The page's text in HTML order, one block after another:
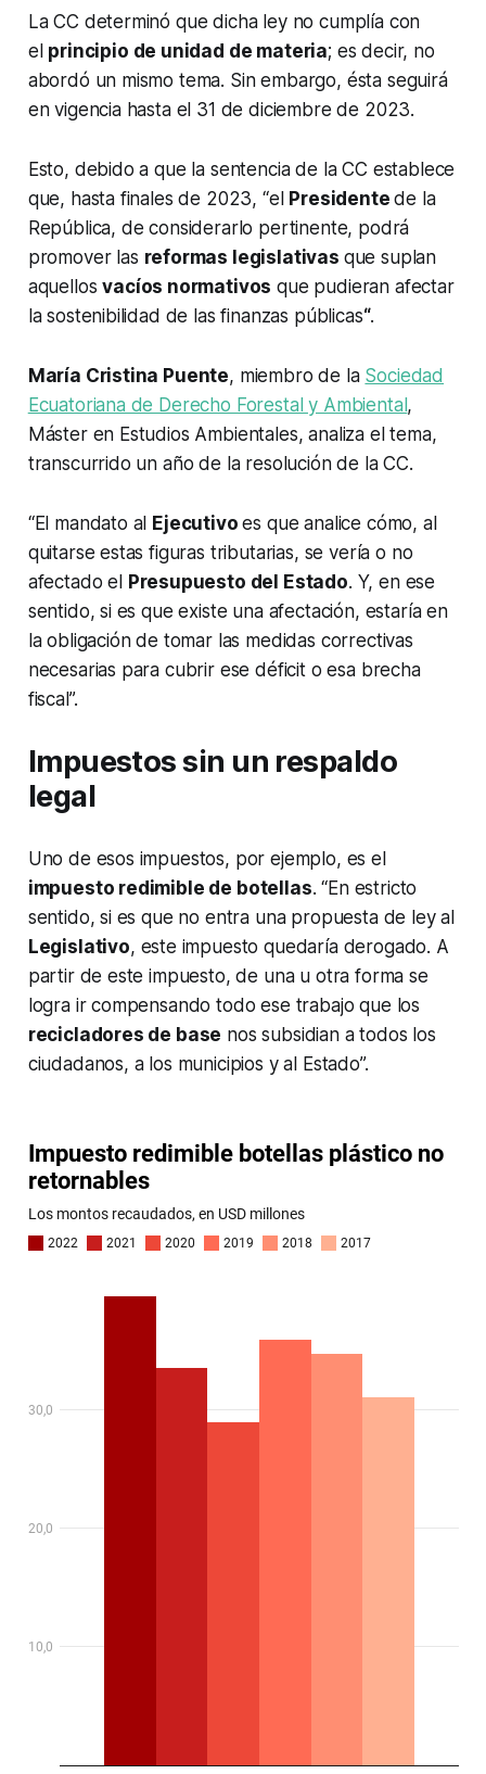
La CC determinó que dicha ley no cumplía con
el principio de unidad de materia; es decir, no
abordó un mismo tema. Sin embargo, ésta seguirá
en vigencia hasta el 31 de diciembre de 2023.
Esto, debido a que la sentencia de la CC establece
que, hasta finales de 2023, “el Presidentede la
República, de considerarlo pertinente, podrá
promover las reformas legislativas que suplan
aquellosvacíos normativos que pudieran afectar
la sostenibilidad de las finanzas públicas“.
María Cristina Puente, miembro de la Sociedad
Ecuatoriana de Derecho Forestal y Ambiental ,
Máster en Estudios Ambientales, analiza el tema,
transcurrido un año de la resolución de la CC.
“El mandato al Ejecutivoes que analice cómo, al
quitarse estas figuras tributarias, se vería o no
afectado el
Presupuesto del Estado. Y, en ese
sentido, si es que existe una afectación, estaría en
la obligación de tomar las medidas correctivas
necesarias para cubrir ese déficit o esa brecha
fiscal”.
Impuestos sin un respaldo
legal
Uno de esos impuestos, por ejemplo, es el
impuesto redimible de botellas. “En estricto
sentido, si es que no entra una propuesta de ley al
Legislativo, este impuesto quedaría derogado. A
partir de este impuesto, de una u otra forma se
logra ir compensando todo ese trabajo que los
recicladores de base nos subsidian a todos los
ciudadanos, a los municipios y al Estado”.